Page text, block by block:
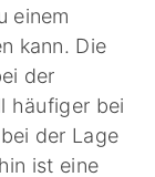
einem
kann. Die
der
häufiger bei
der Lage
ist eine